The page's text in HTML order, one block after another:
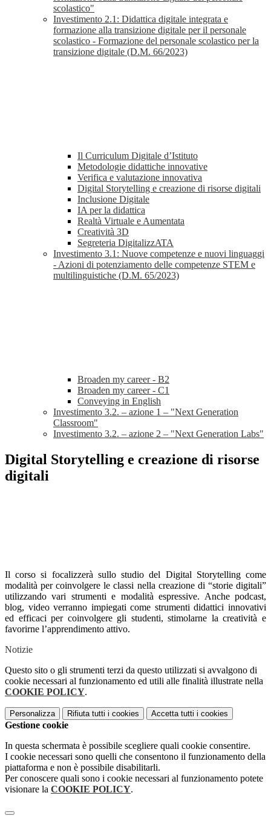
scolastico"
Investimento 2.1: Didattica digitale integrata e
formazione alla transizione digitale per il personale
scolastico - Formazione del personale scolastico per la
transizione digitale (D.M. 66/2023)
Il Curriculum Digitale d’Istituto
Metodologie didattiche innovative
Verifica e valutazione innovativa
Digital Storytelling e creazione di risorse digitali
Inclusione Digitale
IA per la didattica
Realtà Virtuale e Aumentata
Creatività 3D
Segreteria DigitalizzATA
Investimento 3.1: Nuove competenze e nuovi linguaggi
- Azioni di potenziamento delle competenze STEM e
multilinguistiche (D.M. 65/2023)
Broaden my career - B2
Broaden my career - C1
Conveying in English
Investimento 3.2. – azione 1 – "Next Generation
Classroom"
Investimento 3.2. – azione 2 – "Next Generation Labs"
Digital Storytelling e creazione di risorse
digitali
Il corso si focalizzerà sullo studio del Digital Storytelling come
modalità per coinvolgere le classi nella creazione di “storie digitali”
utilizzando vari strumenti e modalità espressive. Anche podcast,
blog, video verranno impiegati come strumenti didattici innovativi
ed efficaci per coinvolgere gli studenti, stimolarne la creatività e
favorirne l’apprendimento attivo.
Notizie
Questo sito o gli strumenti terzi da questo utilizzati si avvalgono di
cookie necessari al funzionamento ed utili alle finalità illustrate nella
COOKIE POLICY.
Personalizza Rifiuta tutti i cookies Accetta tutti i cookies
Gestione cookie
In questa schermata è possibile scegliere quali cookie consentire.
I cookie necessari sono quelli che consentono il funzionamento della
piattaforma e non è possibile disabilitarli.
Per conoscere quali sono i cookie necessari al funzionamento potete
visionare la COOKIE POLICY.